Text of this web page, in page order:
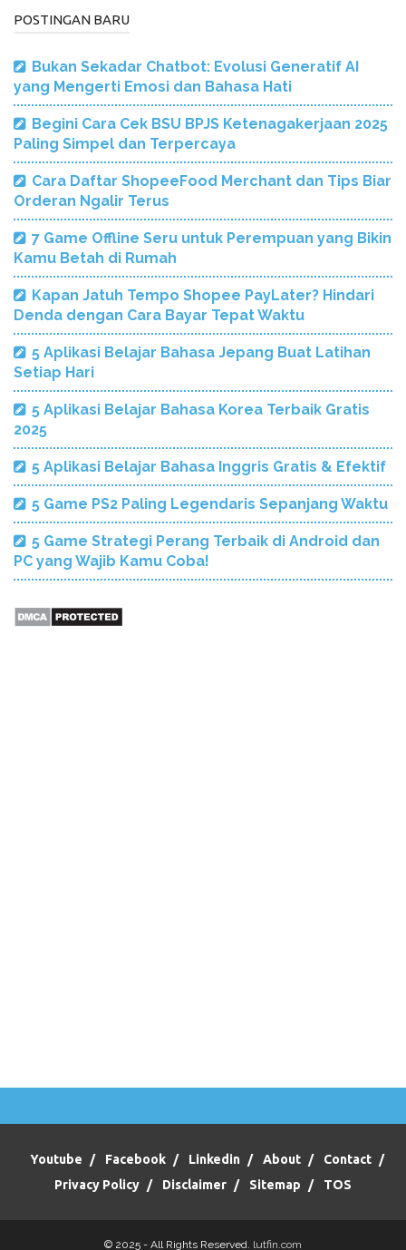
POSTINGAN BARU
Bukan Sekadar Chatbot: Evolusi Generatif AI
yang Mengerti Emosi dan Bahasa Hati
Begini Cara Cek BSU BPJS Ketenagakerjaan 2025
Paling Simpel dan Terpercaya
Cara Daftar ShopeeFood Merchant dan Tips Biar
Orderan Ngalir Terus
7 Game Offline Seru untuk Perempuan yang Bikin
Kamu Betah di Rumah
Kapan Jatuh Tempo Shopee PayLater? Hindari
Denda dengan Cara Bayar Tepat Waktu
5 Aplikasi Belajar Bahasa Jepang Buat Latihan
Setiap Hari
5 Aplikasi Belajar Bahasa Korea Terbaik Gratis
2025
5 Aplikasi Belajar Bahasa Inggris Gratis & Efektif
5 Game PS2 Paling Legendaris Sepanjang Waktu
5 Game Strategi Perang Terbaik di Android dan
PC yang Wajib Kamu Coba!
Youtube Facebook Linkedin About
Contact
Privacy Policy
Disclaimer Sitemap TOS
© 2025 - All Rights Reserved. lutfin.com